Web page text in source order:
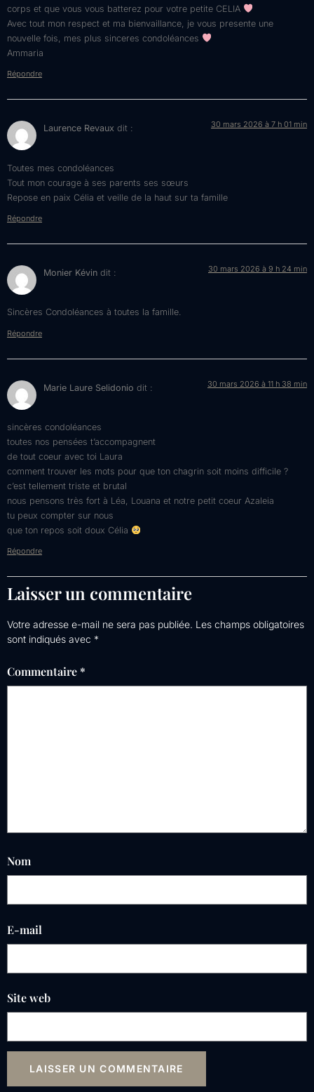
corps et que vous vous batterez pour votre petite CELIA
Avec tout mon respect et ma bienvaillance, je vous presente une
nouvelle fois, mes plus sinceres condoléances
Ammaria
Répondre
Laurence Revaux dit : 30 mars 2026 à 7 h 01 min
Toutes mes condoléances
Tout mon courage à ses parents ses sœurs
Repose en paix Célia et veille de la haut sur ta famille
Répondre
Monier Kévin dit : 30 mars 2026 à 9 h 24 min
Sincères Condoléances à toutes la famille.
Répondre
Marie Laure Selidonio dit : 30 mars 2026 à 11 h 38 min
sincères condoléances
toutes nos pensées t’accompagnent
de tout coeur avec toi Laura
comment trouver les mots pour que ton chagrin soit moins difficile ?
c’est tellement triste et brutal
nous pensons très fort à Léa, Louana et notre petit coeur Azaleia
tu peux compter sur nous
que ton repos soit doux Célia
Répondre
Laisser un commentaire
Votre adresse e-mail ne sera pas publiée. Les champs obligatoires
sont indiqués avec *
Commentaire *
Nom
E-mail
Site web